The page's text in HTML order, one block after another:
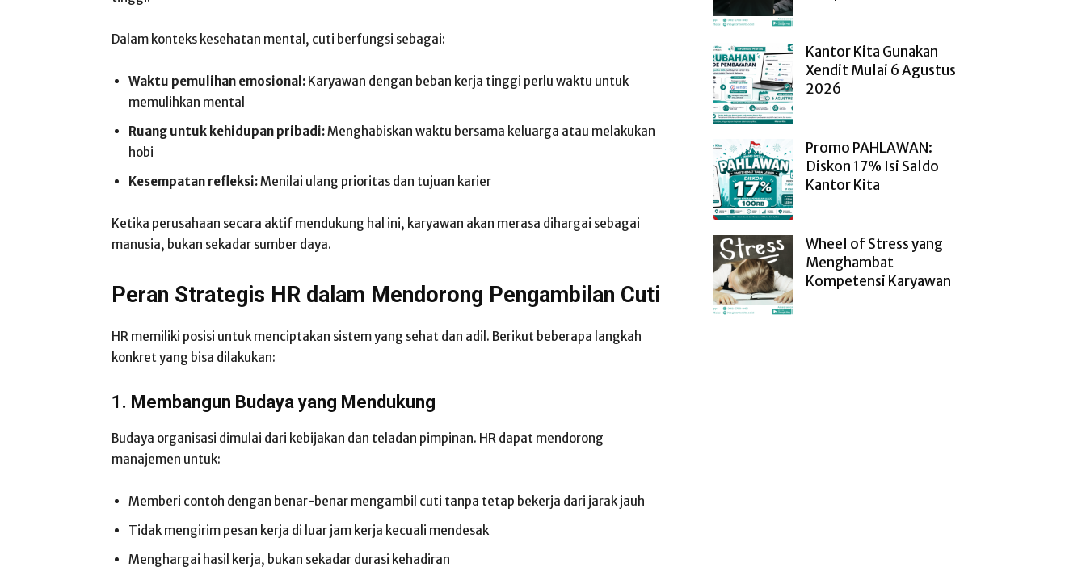
Dalam konteks kesehatan mental, cuti berfungsi sebagai:
Waktu pemulihan emosional: Karyawan dengan beban kerja tinggi perlu waktu untuk
memulihkan mental
Ruang untuk kehidupan pribadi:Menghabiskan waktu bersama keluarga atau melakukan
hobi
Kesempatan refleksi:Menilai ulang prioritas dan tujuan karier
Ketika perusahaan secara aktif mendukung hal ini, karyawan akan merasa dihargai sebagai
manusia, bukan sekadar sumber daya.
Peran Strategis HR dalam Mendorong Pengambilan Cuti
HR memiliki posisi untuk menciptakan sistem yang sehat dan adil. Berikut beberapa langkah
konkret yang bisa dilakukan:
1. Membangun Budaya yang Mendukung
Budaya organisasi dimulai dari kebijakan dan teladan pimpinan. HR dapat mendorong
manajemen untuk:
Memberi contoh dengan benar-benar mengambil cuti tanpa tetap bekerja dari jarak jauh
Tidak mengirim pesan kerja di luar jam kerja kecuali mendesak
Menghargai hasil kerja, bukan sekadar durasi kehadiran
Kantor Kita Gunakan
Xendit Mulai 6 Agustus
2026
Promo PAHLAWAN:
Diskon 17% Isi Saldo
Kantor Kita
Wheel of Stress yang
Menghambat
Kompetensi Karyawan